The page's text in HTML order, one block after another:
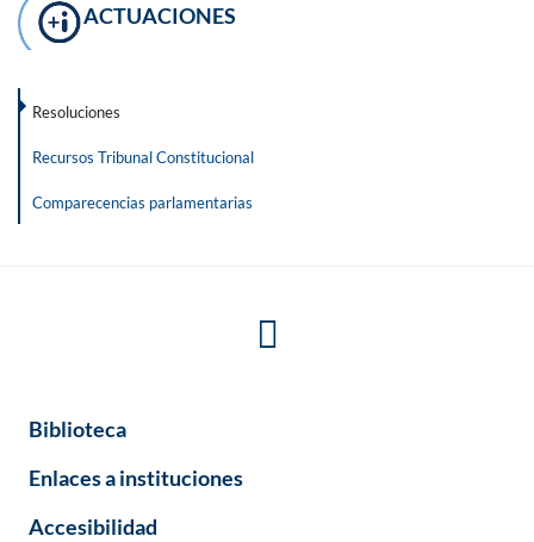
ACTUACIONES
Resoluciones
Recursos Tribunal Constitucional
Comparecencias parlamentarias
Biblioteca
Enlaces a instituciones
Accesibilidad